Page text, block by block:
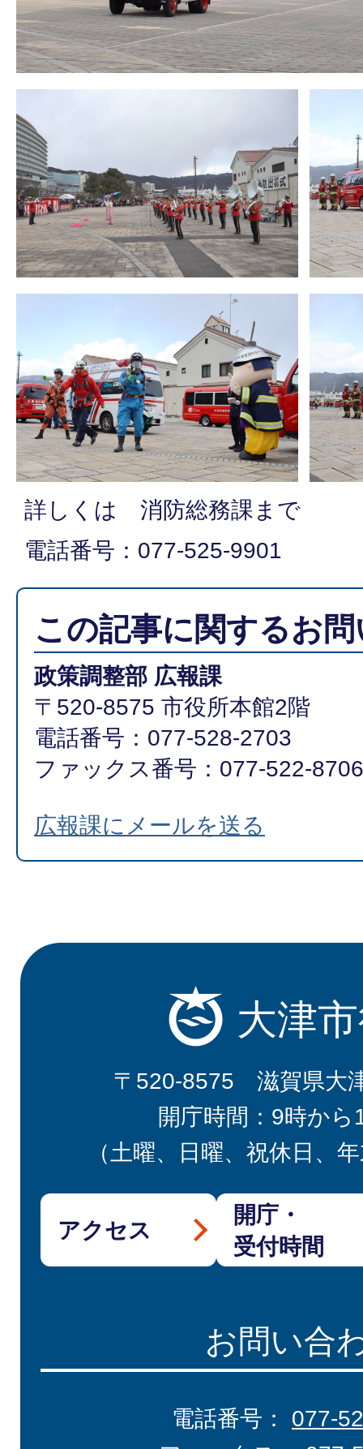
詳しくは 消防総務課まで
電話番号：077-525-9901
この記事に関するお
政策調整部 広報課
〒520-8575 市役所本館2階
電話番号：077-528-2703
ファックス番号：077-522-8706
広報課にメールを送る
大津
〒520-8575 滋賀県大
開庁時間：9時から
（土曜、日曜、祝休日、
アクセス
開庁・
受付時間
お問い合
電話番号： 077-